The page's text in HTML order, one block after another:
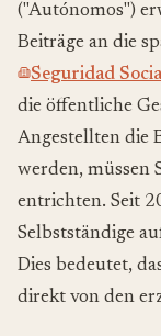
("Autónomos")
Beiträge an die
Seguridad
die öffentliche
Angestellten die
werden, müssen
entrichten. Seit
Selbstständige
Dies bedeutet,
direkt von den